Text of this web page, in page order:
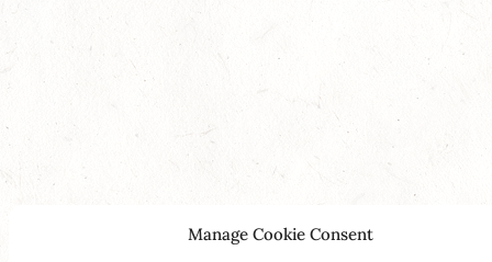
Manage Cookie Consent